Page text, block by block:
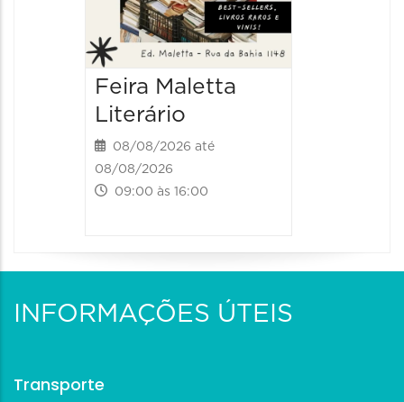
Feira Maletta
Literário
08/08/2026 até
08/08/2026
09:00 às 16:00
INFORMAÇÕES ÚTEIS
Transporte